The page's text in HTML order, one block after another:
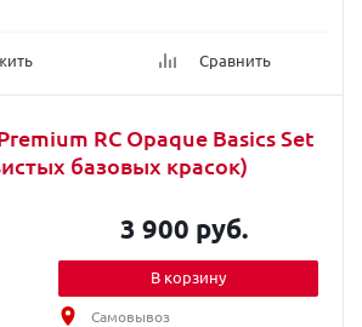
Сравнить
RC Opaque Basics Set
базовых красок)
3 900 руб.
В корзину
Самовывоз